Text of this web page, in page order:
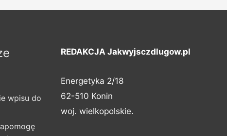
wpisu do
REDAKCJA Jakwyjsczdlugow.pl
Energetyka 2/18
62-510 Konin
woj. wielkopolskie.